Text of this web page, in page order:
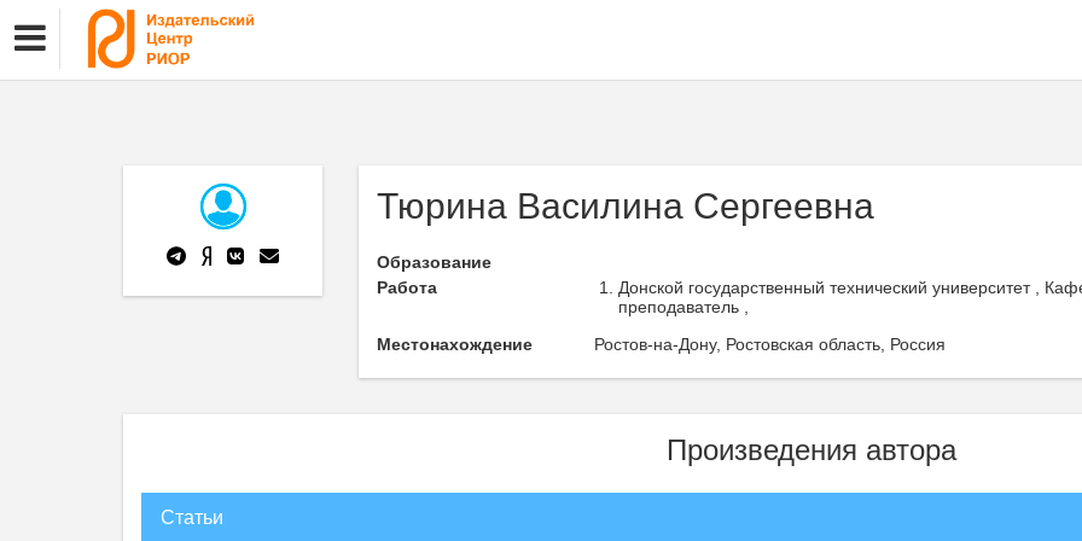
Тюрина Василина Сергеевна
Образование
Работа
Донской государственный технический университет ,
преподаватель ,
Местонахождение
Ростов-на-Дону, Ростовская область, Россия
Произведения автора
Статьи